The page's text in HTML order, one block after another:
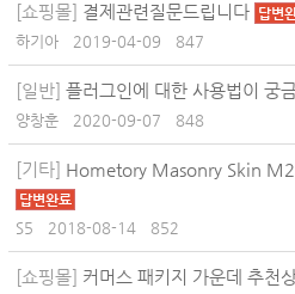
[쇼핑몰] 결제관련질문드립니다 답변
하기아 2019-04-09 847
[일반] 플러그인에 대한 사용법이 궁
양창훈 2020-09-07 848
[기타] Hometory Masonry Skin M2
답변완료
S5 2018-08-14 852
[쇼핑몰] 커머스 패키지 가운데 추천